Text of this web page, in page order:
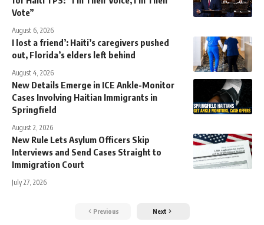
Vote”
August 6, 2026
I lost a friend’: Haiti’s caregivers pushed
out, Florida’s elders left behind
August 4, 2026
New Details Emerge in ICE Ankle-Monitor
Cases Involving Haitian Immigrants in
Springfield
August 2, 2026
New Rule Lets Asylum Officers Skip
Interviews and Send Cases Straight to
Immigration Court
July 27, 2026
Previous Next